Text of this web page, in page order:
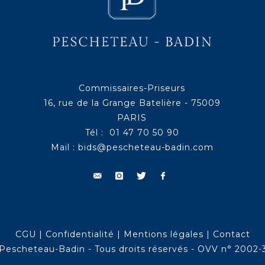
Commissaires-Priseurs
16, rue de la Grange Batelière - 75009
PARIS
Tél : 01 47 70 50 90
Mail : bids@pescheteau-badin.com
CGU | Confidentialité | Mentions légales | Contact
Badin - Tous droits réservés - OVV n° 2002-